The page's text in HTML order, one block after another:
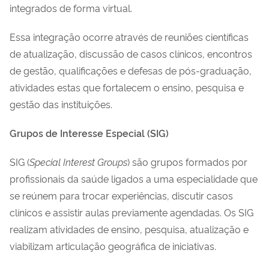
integrados de forma virtual.
Essa integração ocorre através de reuniões científicas
de atualização, discussão de casos clínicos, encontros
de gestão, qualificações e defesas de pós-graduação,
atividades estas que fortalecem o ensino, pesquisa e
gestão das instituições.
Grupos de Interesse Especial (SIG)
SIG (Special Interest Groups) são grupos formados por
profissionais da saúde ligados a uma especialidade que
se reúnem para trocar experiências, discutir casos
clínicos e assistir aulas previamente agendadas. Os SIG
realizam atividades de ensino, pesquisa, atualização e
viabilizam articulação geográfica de iniciativas.